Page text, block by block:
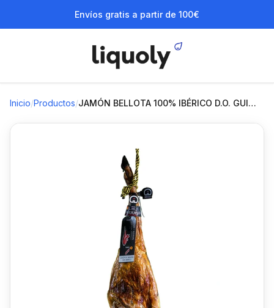
Envíos gratis a partir de 100€
Inicio/Productos/JAMÓN BELLOTA 100% IBÉRICO D.O. GUI…